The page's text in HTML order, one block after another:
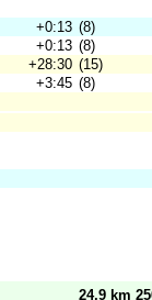
+0:13 (8)
+0:13 (8)
+28:30 (15)
+3:45 (8)
24,9 km